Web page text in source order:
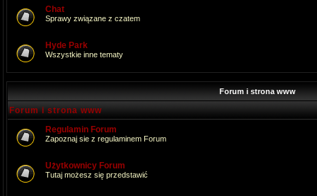
Chat
Sprawy związane z czatem
Hyde Park
Wszystkie inne tematy
Forum i strona www
Forum i strona www
Regulamin Forum
Zapoznaj sie z regulaminem Forum
Użytkownicy Forum
Tutaj możesz się przedstawić